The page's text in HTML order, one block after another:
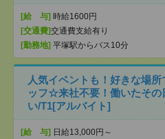
[給 与] 時給1600円
[交通費]交通費支給有り
[勤務地] 平塚駅からバス10分
人気イベントも！好きな場
ッフ☆来社不要！働いたその
い/T1[アルバイト]
[給 与] 日給13,000円～